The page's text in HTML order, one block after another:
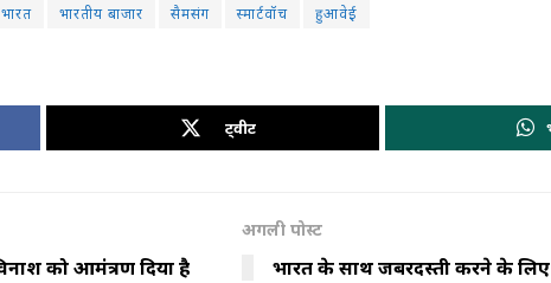
भारत भारतीय बाजार सैमसंग स्मार्टवॉच हुआवेई
ट्वीट
को आमंत्रण दिया है
अगली पोस्ट
भारत के साथ जबरदस्ती करने के